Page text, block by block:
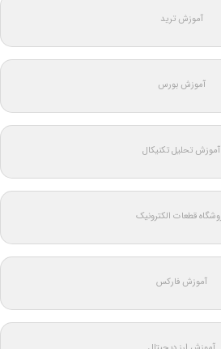
آموزش ترید
آموزش بورس
آموزش تحلیل تکنیکال
قطعات الکترونیک
آموزش فارکس